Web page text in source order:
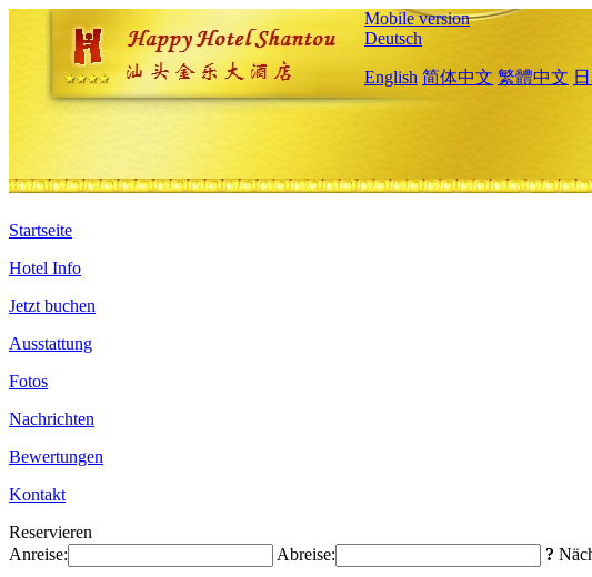
Mobile version
Deutsch
English 简体中文 繁體中文
Startseite
Hotel Info
Jetzt buchen
Ausstattung
Fotos
Nachrichten
Bewertungen
Kontakt
Reservieren
Anreise:
Abreise: ?